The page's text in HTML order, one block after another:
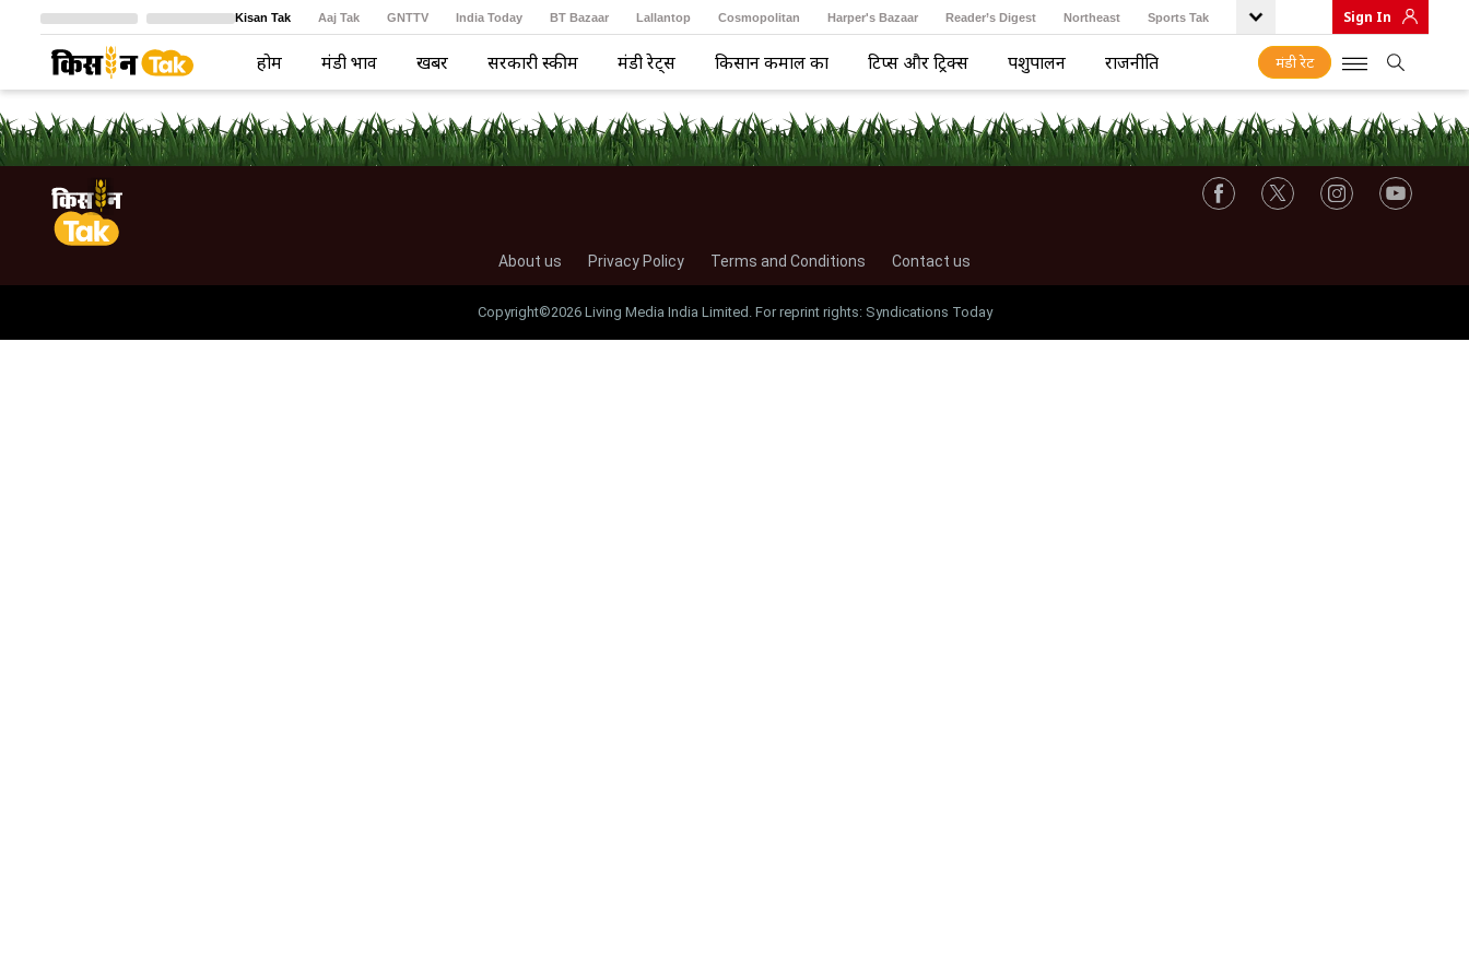
Kisan Tak Aaj Tak GNTTV India Today BT Bazaar Lallantop Cosmopolitan Harper's Bazaar Reader’s Digest Northeast Sports Tak
Crime Tak Astro Tak
Sign In
होम मंडी भाव खबरें सरकारी स्कीम मंडी रेट्स किसान कमाल का टिप्स और ट्रिक्स पशुपालन राजनीति मंडी रेट
About us Privacy Policy Terms and Conditions Contact us
Copyright©2026 Living Media India Limited. For reprint rights: Syndications Today